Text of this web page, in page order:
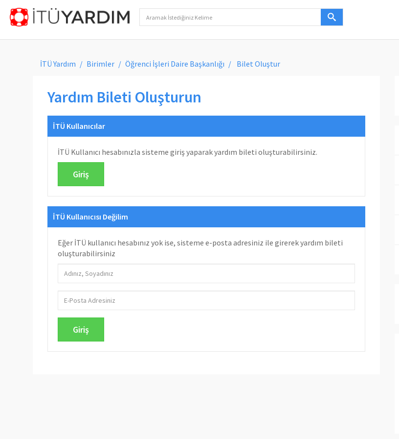
İTÜ Yardım Birimler Öğrenci İşleri Daire Başkanlığı Bilet Oluştur
Yardım Bileti Oluşturun
İTÜ Kullanıcılar
İTÜ Kullanıcı hesabınızla sisteme giriş yaparak yardım bileti oluşturabilirsiniz.
Giriş
İTÜ Kullanıcısı Değilim
Eğer İTÜ kullanıcı hesabınız yok ise, sisteme e-posta adresiniz ile girerek yardım bileti
oluşturabilirsiniz
Giriş